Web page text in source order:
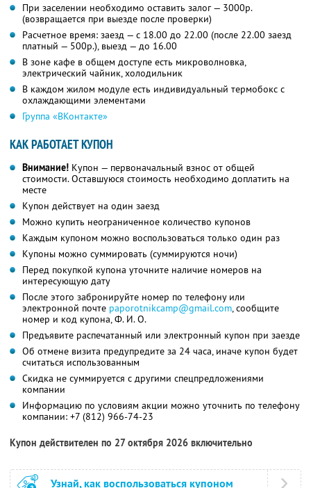
При заселении необходимо оставить залог — 3000р.
(возвращается при выезде после проверки)
Расчетное время: заезд — с 18.00 до 22.00 (после 22.00 заезд
платный — 500р.), выезд — до 16.00
В зоне кафе в общем доступе есть микроволновка,
электрический чайник, холодильник
В каждом жилом модуле есть индивидуальный термобокс с
охлаждающими элементами
Группа «ВКонтакте»
КАК РАБОТАЕТ КУПОН
Внимание! Купон — первоначальный взнос от общей
стоимости. Оставшуюся стоимость необходимо доплатить на
месте
Купон действует на один заезд
Можно купить неограниченное количество купонов
Каждым купоном можно воспользоваться только один раз
Купоны можно суммировать (суммируются ночи)
Перед покупкой купона уточните наличие номеров на
интересующую дату
После этого забронируйте номер по телефону или
электронной почте paporotnikcamp@gmail.com, сообщите
номер и код купона, Ф. И. О.
Предъявите распечатанный или электронный купон при заезде
Об отмене визита предупредите за 24 часа, иначе купон будет
считаться использованным
Скидка не суммируется с другими спецпредложениями
компании
Информацию по условиям акции можно уточнить по телефону
компании: +7 (812) 966-74-23
Купон действителен по 27 октября 2026 включительно
Узнай, как воспользоваться купоном